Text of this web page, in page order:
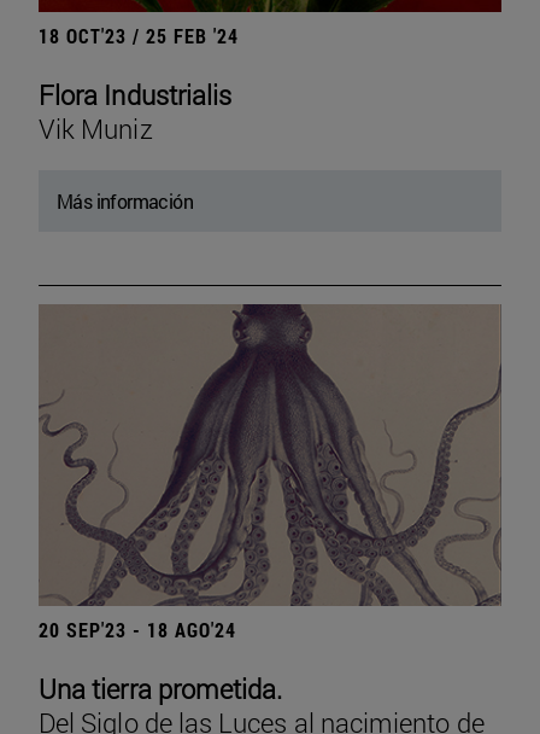
18 OCT'23 / 25 FEB '24
Flora Industrialis
Vik Muniz
Más información
20 SEP'23 - 18 AGO'24
Una tierra prometida.
Del Siglo de las Luces al nacimiento de